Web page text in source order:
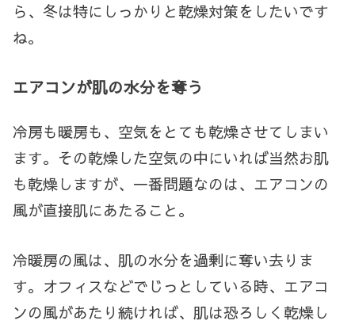
ら、冬は特にしっかりと乾燥対策をしたいです
ね。
エアコンが肌の水分を奪う
冷房も暖房も、空気をとても乾燥させてしまい
ます。その乾燥した空気の中にいれば当然お肌
も乾燥しますが、一番問題なのは、エアコンの
風が直接肌にあたること。
冷暖房の風は、肌の水分を過剰に奪い去りま
す。オフィスなどでじっとしている時、エアコ
ンの風があたり続ければ、肌は恐ろしく乾燥し